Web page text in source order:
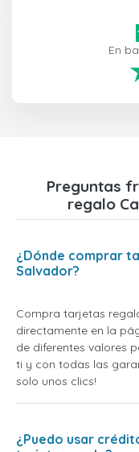
En
Preguntas
regalo
¿Dónde comprar
Salvador?
Compra tarjetas
directamente en la
de diferentes valores
ti y con todas las
solo unos clics!
¿Puedo usar